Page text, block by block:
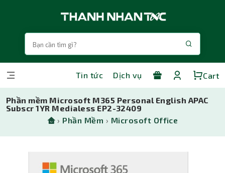
Tin tức Dịch vụ Cart
Phần mềm Microsoft M365 Personal English APAC
Subscr 1YR Medialess EP2-32409
› Phần Mềm › Microsoft Office